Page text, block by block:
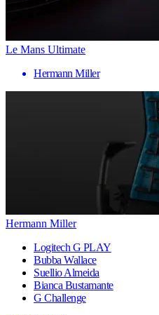
Le Mans Ultimate
Hermann Miller
Hermann Miller
Logitech G PLAY
Bubba Wallace
Suellio Almeida
Bianca Bustamante
G Challenge